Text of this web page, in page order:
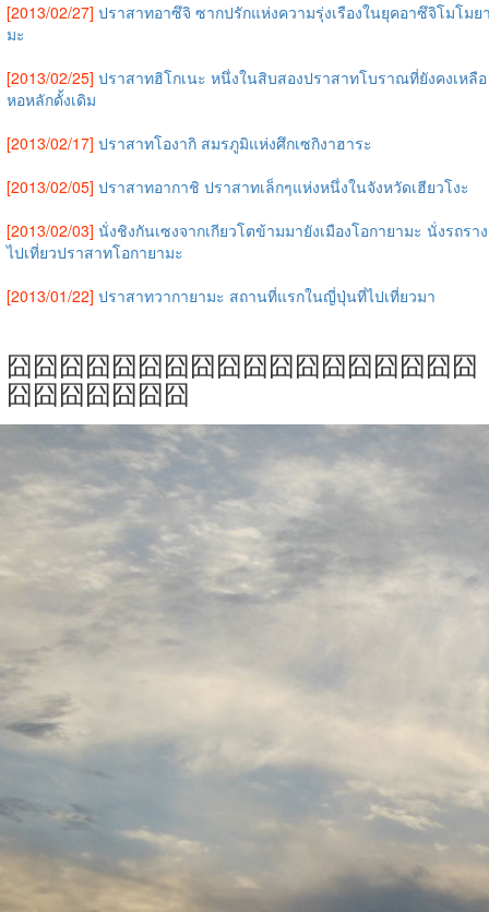
[2013/02/27] ปราสาทอาซึจิ ซากปรักแห่งความรุ่งเรืองในยุคอาซึจิโมโมย
มะ
[2013/02/25] ปราสาทฮิโกเนะ หนึ่งในสิบสองปราสาทโบราณที่ยังคงเหลือ
หอหลักดั้งเดิม
[2013/02/17] ปราสาทโองากิ สมรภูมิแห่งศึกเซกิงาฮาระ
[2013/02/05] ปราสาทอากาชิ ปราสาทเล็กๆแห่งหนึ่งในจังหวัดเฮียวโงะ
[2013/02/03] นั่งชิงกันเซงจากเกียวโตข้ามมายังเมืองโอกายามะ นั่งรถราง
ไปเที่ยวปราสาทโอกายามะ
[2013/01/22] ปราสาทวากายามะ สถานที่แรกในญี่ปุ่นที่ไปเที่ยวมา
囧囧囧囧囧囧囧囧囧囧囧囧囧囧囧囧囧囧
囧囧囧囧囧囧囧